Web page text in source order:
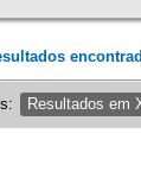
Resultados em